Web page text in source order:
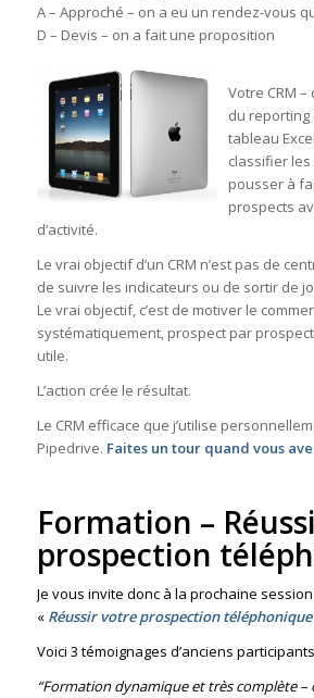
A – Approché – on a eu un rendez-vous
D – Devis – on a fait une proposition
Votre CRM
du reporting
tableau
classifier
pousser à
prospects
d’activité.
Le vrai objectif d’un CRM n’est pas de
de suivre les indicateurs ou de sortir de
Le vrai objectif, c’est de motiver le
systématiquement, prospect par
utile.
L’action crée le résultat.
Le CRM efficace que j’utilise
Pipedrive. Faites un tour quand vous
Formation –
prospection
Je vous invite donc à la prochaine
« Réussir votre prospection téléphonique
Voici 3 témoignages d’anciens
“Formation dynamique et très complète –